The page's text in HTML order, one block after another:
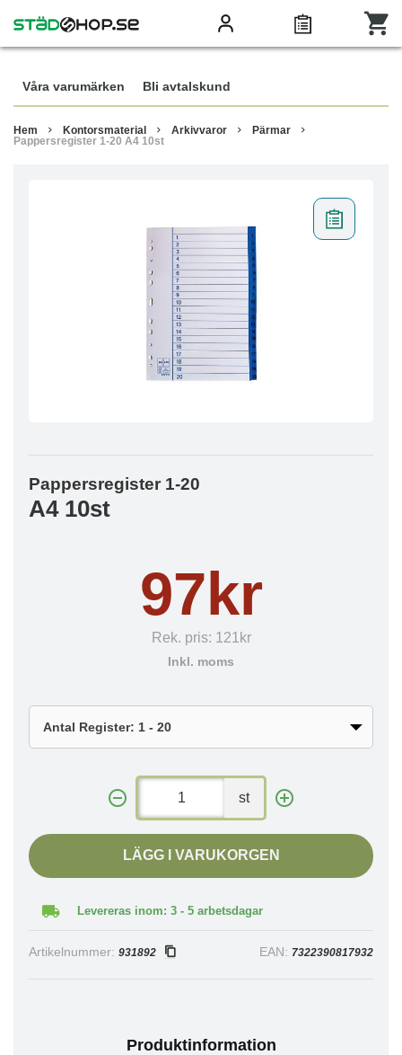
Våra varumärken Bli avtalskund
Hem Kontorsmaterial Arkivvaror
Pärmar
Pappersregister 1-20 A4 10st
Pappersregister 1-20
A4 10st
97kr
Rek. pris: 121kr
Inkl. moms
st
LÄGG I VARUKORGEN
Levereras inom: 3 - 5 arbetsdagar
Artikelnummer: 931892 EAN: 7322390817932
Produktinformation